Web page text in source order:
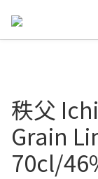
秩父
Grain
70cl/